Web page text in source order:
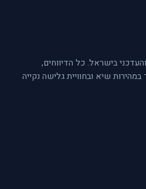
בישראל. כל הדיווחים,
שיא ובחוויית גלישה נקייה